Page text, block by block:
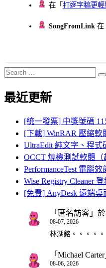
在「打逐字稿更輕
SongFromLink 在
Search
for:
最近更新
[統一發票] 中獎號碼
[下載] WinRAR 壓縮軟
UltraEdit 純文字、程式
OCCT 燒機測試軟體（
PerformanceTest 電腦
Wise Registry Cleaner
[免費] AnyDesk 遠端桌
「 匿名訪客 」
08-07, 2026
林湖銘。。。。。
「 Michael Carter
08-06, 2026